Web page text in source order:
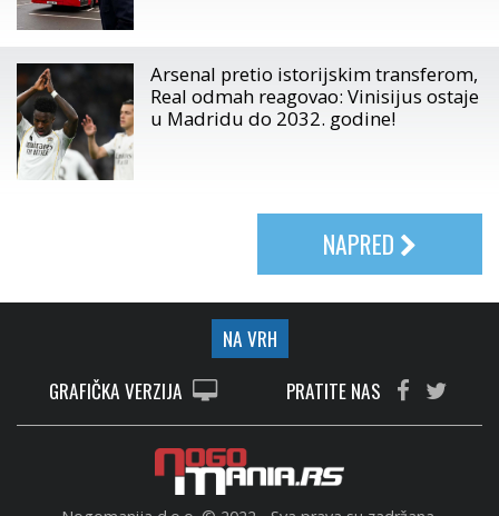
Arsenal pretio istorijskim transferom,
Real odmah reagovao: Vinisijus ostaje
u Madridu do 2032. godine!
NAPRED
NA VRH
GRAFIČKA VERZIJA
PRATITE NAS